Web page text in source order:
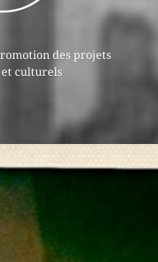
des projets
culturels